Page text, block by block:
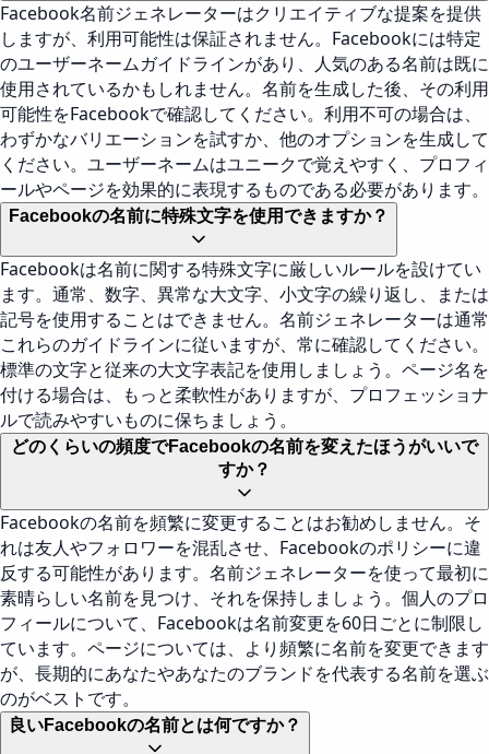
Facebook名前ジェネレーターはクリエイティブな提案を提供
しますが、利用可能性は保証されません。Facebookには特定
のユーザーネームガイドラインがあり、人気のある名前は既に
使用されているかもしれません。名前を生成した後、その利用
可能性をFacebookで確認してください。利用不可の場合は、
わずかなバリエーションを試すか、他のオプションを生成して
ください。ユーザーネームはユニークで覚えやすく、プロフィ
ールやページを効果的に表現するものである必要があります。
Facebookの名前に特殊文字を使用できますか？
Facebookは名前に関する特殊文字に厳しいルールを設けてい
ます。通常、数字、異常な大文字、小文字の繰り返し、または
記号を使用することはできません。名前ジェネレーターは通常
これらのガイドラインに従いますが、常に確認してください。
標準の文字と従来の大文字表記を使用しましょう。ページ名を
付ける場合は、もっと柔軟性がありますが、プロフェッショナ
ルで読みやすいものに保ちましょう。
どのくらいの頻度でFacebookの名前を変えたほうがいいで
すか？
Facebookの名前を頻繁に変更することはお勧めしません。そ
れは友人やフォロワーを混乱させ、Facebookのポリシーに違
反する可能性があります。名前ジェネレーターを使って最初に
素晴らしい名前を見つけ、それを保持しましょう。個人のプロ
フィールについて、Facebookは名前変更を60日ごとに制限し
ています。ページについては、より頻繁に名前を変更できます
が、長期的にあなたやあなたのブランドを代表する名前を選ぶ
のがベストです。
良いFacebookの名前とは何ですか？